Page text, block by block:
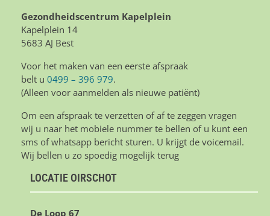
Gezondheidscentrum Kapelplein
Kapelplein 14
5683 AJ Best
Voor het maken van een eerste afspraak
belt u 0499 – 396 979.
(Alleen voor aanmelden als nieuwe patiënt)
Om een afspraak te verzetten of af te zeggen vragen
wij u naar het mobiele nummer te bellen of u kunt een
sms of whatsapp bericht sturen. U krijgt de voicemail.
Wij bellen u zo spoedig mogelijk terug
LOCATIE OIRSCHOT
De Loop 67